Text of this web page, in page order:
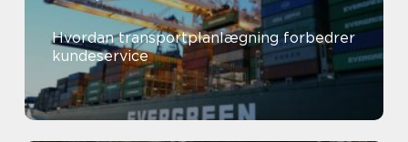
Hvordan transportplanlægning forbedrer
kundeservice